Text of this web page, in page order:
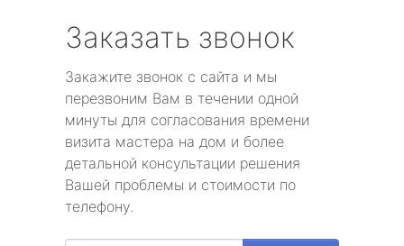
Заказать звонок
Закажите звонок с сайта и мы
перезвоним Вам в течении одной
минуты для согласования времени
визита мастера на дом и более
детальной консультации решения
Вашей проблемы и стоимости по
телефону.